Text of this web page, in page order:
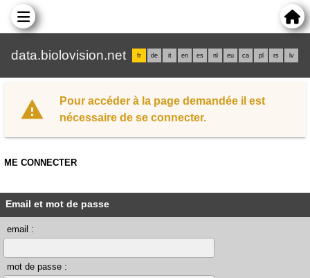
data.biolovision.net fr de it en es nl eu ca pl rs lv
Pour accéder à la page demandée il est
nécessaire de se connecter.
ME CONNECTER
Email et mot de passe
email :
mot de passe :